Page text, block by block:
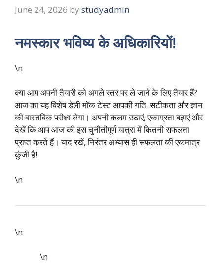
June 24, 2026 by studyadmin
नमस्कार भविष्य के अधिकारियों!
\n
क्या आप अपनी तैयारी को अगले स्तर पर ले जाने के लिए तैयार हैं?
आज का यह विशेष डेली मॉक टेस्ट आपकी गति, सटीकता और ज्ञान
की वास्तविक परीक्षा लेगा। अपनी कलम उठाएं, एकाग्रता बढ़ाएं और
देखें कि आप आज की इस चुनौतीपूर्ण यात्रा में कितनी सफलता
प्राप्त करते हैं। याद रखें, निरंतर अभ्यास ही सफलता की एकमात्र
कुंजी है!
\n
\n
\n